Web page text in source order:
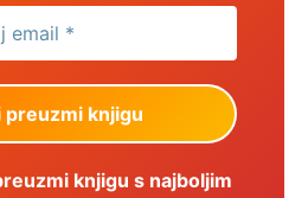
knjigu s najboljim